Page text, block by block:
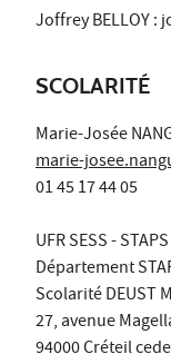
Joffrey BELLOY :
SCOLARITÉ
Marie-Josée
marie-
01 45 17 44 05
UFR SESS - STAPS
Département
Scolarité DEUST
27, avenue
94000 Créteil